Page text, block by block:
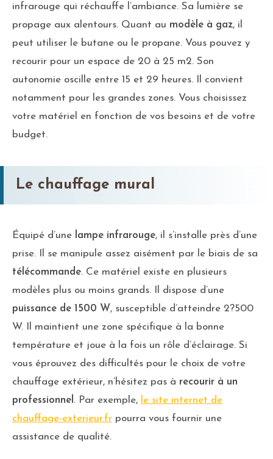
infrarouge qui réchauffe l’ambiance. Sa lumière se
propage aux alentours. Quant au modèle à gaz, il
peut utiliser le butane ou le propane. Vous pouvez y
recourir pour un espace de 20 à 25 m2. Son
autonomie oscille entre 15 et 29 heures. Il convient
notamment pour les grandes zones. Vous choisissez
votre matériel en fonction de vos besoins et de votre
budget.
Le chauffage mural
Équipé d’une lampe infrarouge, il s’installe près d’une
prise. Il se manipule assez aisément par le biais de sa
télécommande. Ce matériel existe en plusieurs
modèles plus ou moins grands. Il dispose d’une
puissance de 1500 W, susceptible d’atteindre 2?500
W. Il maintient une zone spécifique à la bonne
température et joue à la fois un rôle d’éclairage. Si
vous éprouvez des difficultés pour le choix de votre
chauffage extérieur, n’hésitez pas à recourir à un
professionnel . Par exemple, le site internet de
chauffage-exterieur.fr pourra vous fournir une
assistance de qualité.